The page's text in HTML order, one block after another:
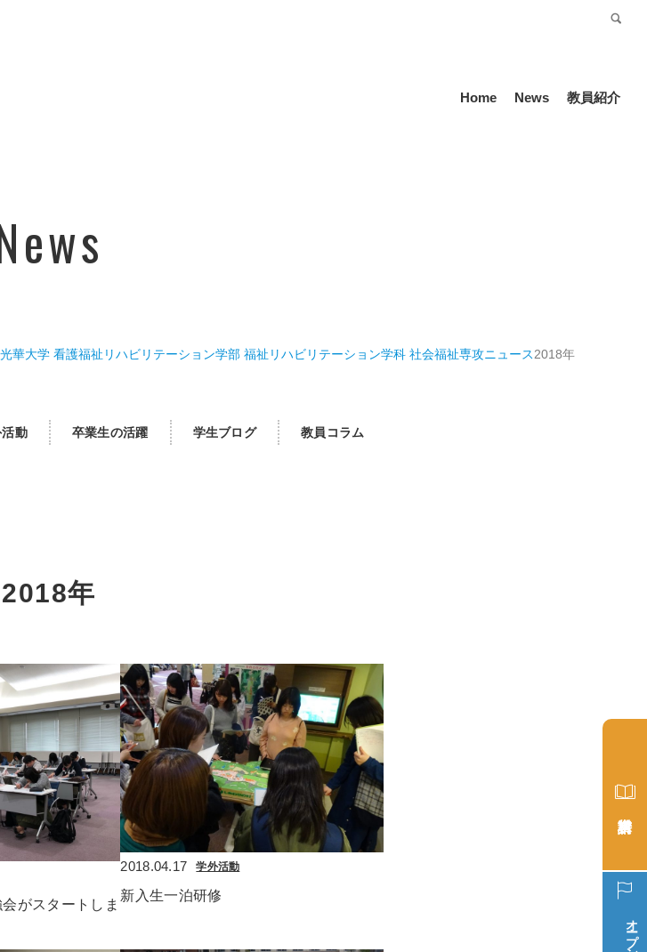
Home News 教員紹介
華大学 看護福祉リハビリテーション学部 福祉リハビリテーション学科 社会福祉専攻ニュース2018年
動 卒業生の活躍 学生ブログ 教員コラム
2018年
がスタートしま
2018.04.17 学外活動
新入生一泊研修
オープン